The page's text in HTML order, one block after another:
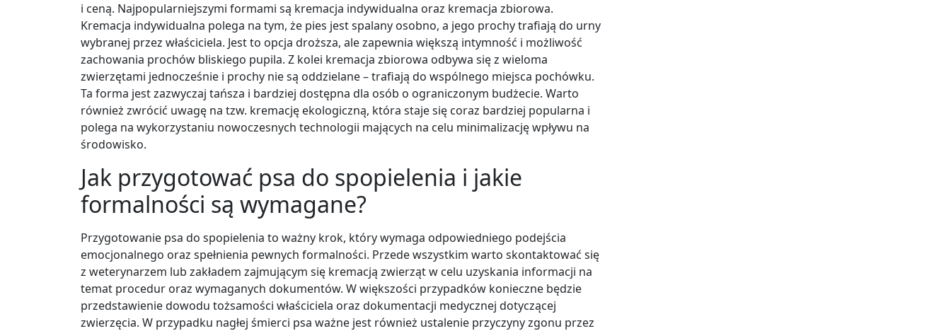
i ceną. Najpopularniejszymi formami są kremacja indywidualna oraz kremacja zbiorowa.
Kremacja indywidualna polega na tym, że pies jest spalany osobno, a jego prochy trafiają do urny
wybranej przez właściciela. Jest to opcja droższa, ale zapewnia większą intymność i możliwość
zachowania prochów bliskiego pupila. Z kolei kremacja zbiorowa odbywa się z wieloma
zwierzętami jednocześnie i prochy nie są oddzielane – trafiają do wspólnego miejsca pochówku.
Ta forma jest zazwyczaj tańsza i bardziej dostępna dla osób o ograniczonym budżecie. Warto
również zwrócić uwagę na tzw. kremację ekologiczną, która staje się coraz bardziej popularna i
polega na wykorzystaniu nowoczesnych technologii mających na celu minimalizację wpływu na
środowisko.
Jak przygotować psa do spopielenia i jakie
formalności są wymagane?
Przygotowanie psa do spopielenia to ważny krok, który wymaga odpowiedniego podejścia
emocjonalnego oraz spełnienia pewnych formalności. Przede wszystkim warto skontaktować się
z weterynarzem lub zakładem zajmującym się kremacją zwierząt w celu uzyskania informacji na
temat procedur oraz wymaganych dokumentów. W większości przypadków konieczne będzie
przedstawienie dowodu tożsamości właściciela oraz dokumentacji medycznej dotyczącej
zwierzęcia. W przypadku nagłej śmierci psa ważne jest również ustalenie przyczyny zgonu przez